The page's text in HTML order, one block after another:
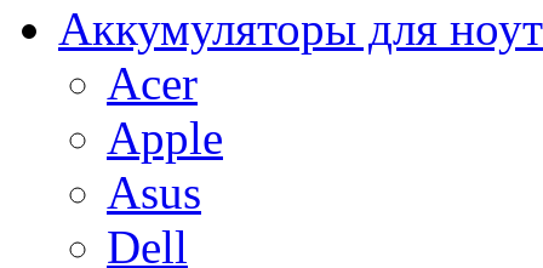
Аккумуляторы для
Acer
Apple
Asus
Dell